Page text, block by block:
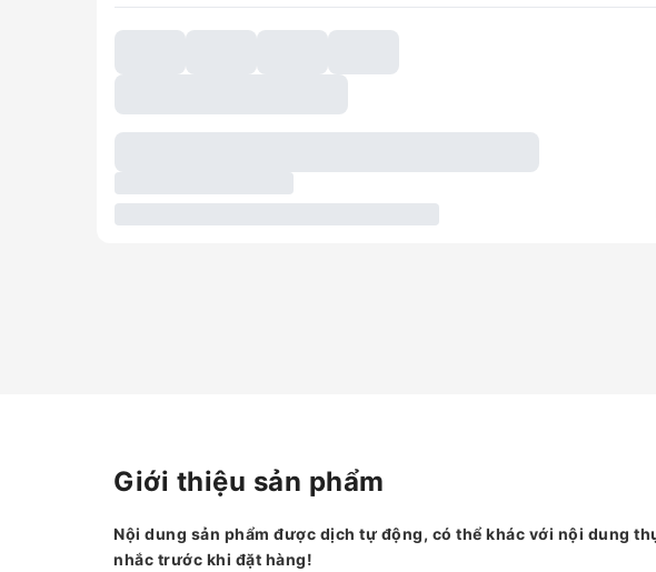
Giới thiệu sản phẩm
Nội dung sản phẩm được dịch tự động, có thể khác với nội dung
nhắc trước khi đặt hàng!